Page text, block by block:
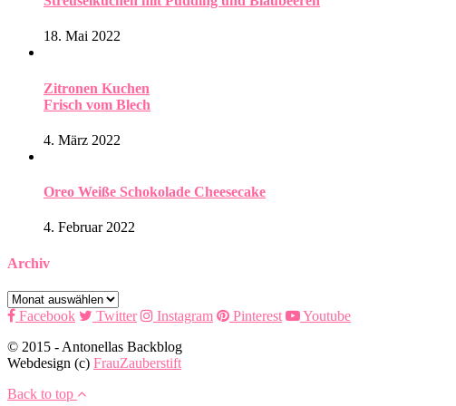
18. Mai 2022
Zitronen Kuchen
Frisch vom Blech
4. März 2022
Oreo Weiße Schokolade Cheesecake
4. Februar 2022
Archiv
Archiv
Facebook
Twitter Instagram Pinterest
Youtube
© 2015 - Antonellas Backblog
Webdesign (c) FrauZauberstift
Back to top